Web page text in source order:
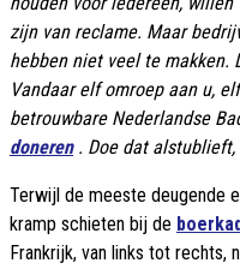
zijn van reclame. Maar
hebben niet veel te makken.
Vandaar elf omroep aan u,
betrouwbare Nederlandse
doneren. Doe dat
Terwijl de meeste deugende
kramp schieten bij de
Frankrijk, van links tot rechts,